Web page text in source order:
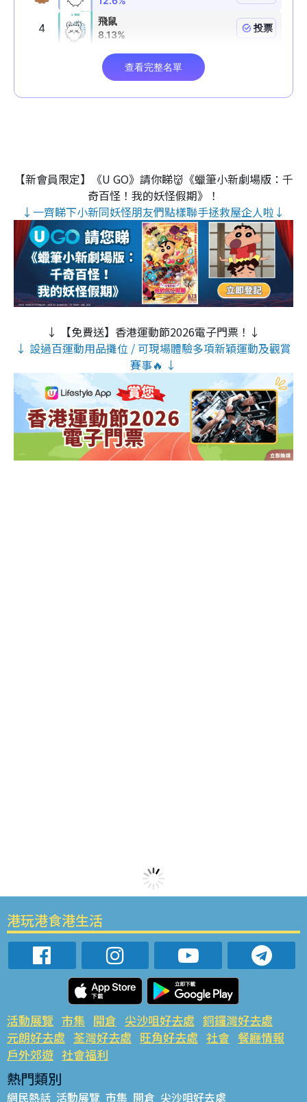
【新會員限定】《U GO》請你睇👹《蠟筆小新劇場版：千
奇百怪！我的妖怪假期》！
↓一齊睇下小新同妖怪朋友們點樣聯手拯救屋企人啦↓
↓ 【免費送】香港運動節2026電子門票！↓
↓ 設過百運動用品攤位 / 可現場體驗多項新穎運動及觀賞
賽事🔥 ↓
港玩港食港生活
活動展覽 市集 開倉 尖沙咀好去處 銅鑼灣好去處
元朗好去處 荃灣好去處 旺角好去處 社會 餐廳情報
戶外郊遊 社會福利
熱門類別
網民熱話 活動展覽 市集 開倉 尖沙咀好去處